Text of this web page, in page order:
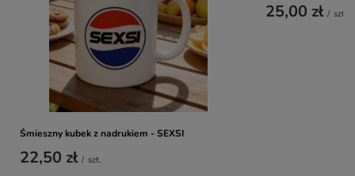
Śmieszny kubek z nadrukiem - SEXSI
22,50 zł / szt.
25,00 zł / szt.